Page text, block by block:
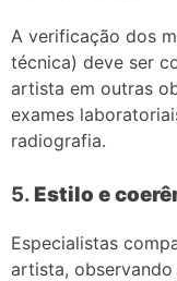
A verificação dos
técnica) deve ser
artista em outras
exames
radiografia.
5. Estilo e
Especialistas
artista,